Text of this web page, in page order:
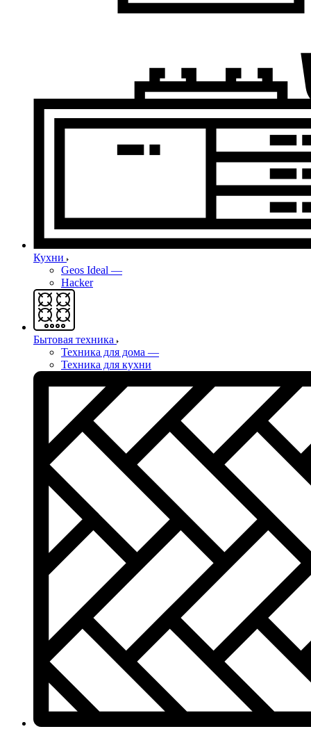
Кухни
Geos Ideal —
Hacker
Бытовая техника
Техника для дома —
Техника для кухни